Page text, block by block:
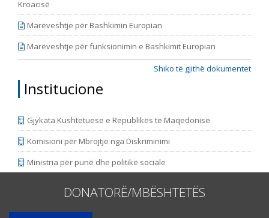
Kroacisë
Marëveshtje për Bashkimin Europian
Marëveshtje për funksionimin e Bashkimit Europian
Shiko të gjithë dokumentet
Institucione
Gjykata Kushtetuese e Republikës të Maqedonisë
Komisioni për Mbrojtje nga Diskriminimi
Ministria për punë dhe politikë sociale
DONATORË/MBËSHTETËS